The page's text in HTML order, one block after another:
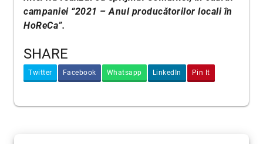
campaniei “2021 – Anul producătorilor locali în
HoReCa”.
SHARE
Twitter Facebook Whatsapp LinkedIn Pin It